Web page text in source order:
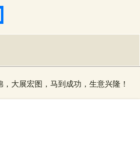
大展宏图，马到成功，生意兴隆！